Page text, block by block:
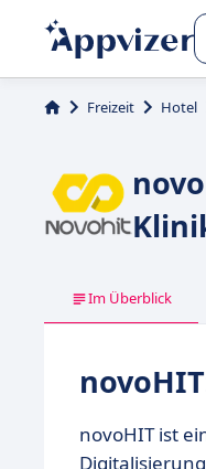
Freizeit Hotel
Im Überblick
novoHIT ist